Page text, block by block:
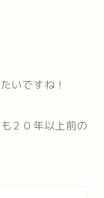
いですね！
２０年以上前の